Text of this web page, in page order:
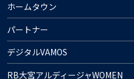
ホームタウン
パートナー
デジタルVAMOS
RB大宮アルディージャWOMEN